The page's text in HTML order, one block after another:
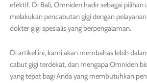
efektif. Di Bali, Omniden hadir sebagai pilihan
melakukan pencabutan gigi dengan
dokter gigi spesialis yang berpengalaman.
Di artikel ini, kami akan membahas lebih
cabut gigi terdekat, dan mengapa Omniden
yang tepat bagi Anda yang membutuhkan